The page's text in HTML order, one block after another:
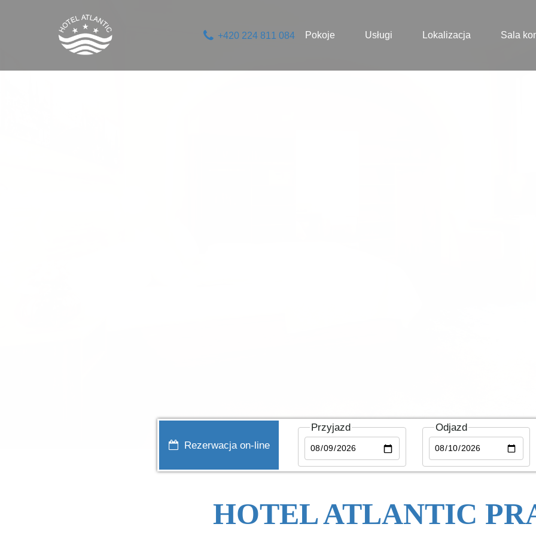
Pokoje Usługi Lokalizacja Sala
+420 224 811 084
▬ ▬ ▬ ▬
Rezerwacja on-line
Przyjazd Odjazd
HOTEL ATLANTIC